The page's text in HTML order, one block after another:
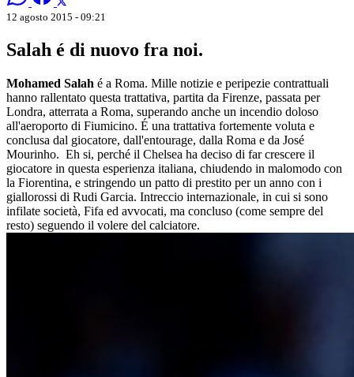
12 agosto 2015 - 09:21
Salah é di nuovo fra noi.
Mohamed Salah é a Roma. Mille notizie e peripezie contrattuali
hanno rallentato questa trattativa, partita da Firenze, passata per
Londra, atterrata a Roma, superando anche un incendio doloso
all'aeroporto di Fiumicino. É una trattativa fortemente voluta e
conclusa dal giocatore, dall'entourage, dalla Roma e da José
Mourinho. Eh si, perché il Chelsea ha deciso di far crescere il
giocatore in questa esperienza italiana, chiudendo in malomodo con
la Fiorentina, e stringendo un patto di prestito per un anno con i
giallorossi di Rudi Garcia. Intreccio internazionale, in cui si sono
infilate società, Fifa ed avvocati, ma concluso (come sempre del
resto) seguendo il volere del calciatore.